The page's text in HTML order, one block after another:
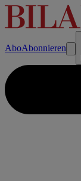
AboAbonnieren